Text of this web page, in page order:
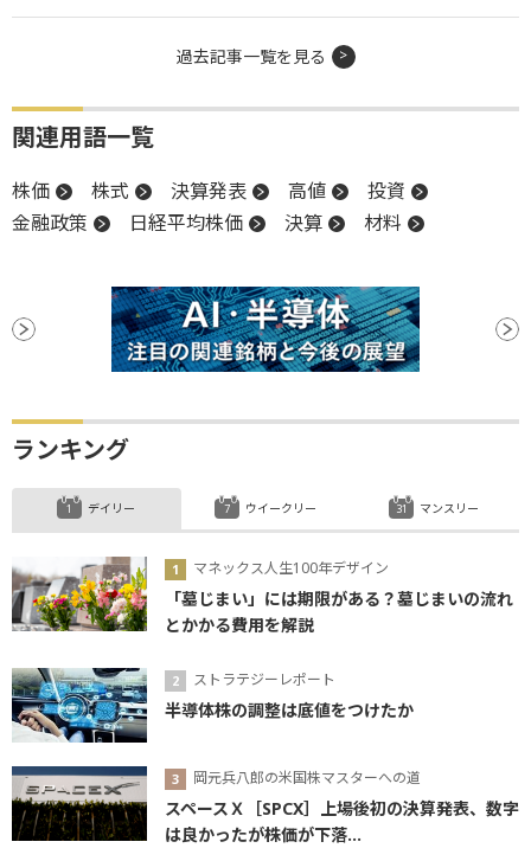
過去記事一覧を見る
関連用語一覧
株価 株式 決算発表 高値
投資
金融政策
日経平均株価 決算 材料
ランキング
デイリー
マネックス人生100年デザイン
「墓じまい」には期限がある？墓じまいの流れ
とかかる費用を解説
ストラテジーレポート
半導体株の調整は底値をつけたか
岡元兵八郎の米国株マスターへの道
スペースＸ［SPCX］上場後初の決算発表、数字
は良かったが株価が下落...
ウイークリー マンスリー